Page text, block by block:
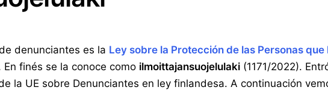
denunciantes es la Ley sobre la Protección de las Personas
En finés se la conoce como ilmoittajansuojelulaki (1171/2022).
la UE sobre Denunciantes en ley finlandesa. A continuación